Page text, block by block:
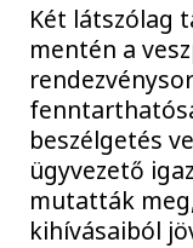
Két látszólag
mentén a
beszélgetés
ügyvezető
mutatták
kihívásaiból